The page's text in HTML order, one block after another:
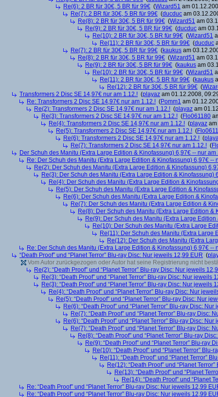
Re(6): 2 BR für 30€, 5 BR für 99€ (Wizard51 am
Re(7): 2 BR für 30€, 5 BR für 99€ (ducduc am
Re(8): 2 BR für 30€, 5 BR für 99€ (Wizard51 am
Re(9): 2 BR für 30€, 5 BR für 99€ (ducduc am
Re(10): 2 BR für 30€, 5 BR für 99€ (Wizard51
Re(11): 2 BR für 30€, 5 BR für 99€ (ducduc
Re(7): 2 BR für 30€, 5 BR für 99€ (kaukus am
Re(8): 2 BR für 30€, 5 BR für 99€ (Wizard51 am
Re(9): 2 BR für 30€, 5 BR für 99€ (kaukus am
Re(10): 2 BR für 30€, 5 BR für 99€ (Wizard51
Re(11): 2 BR für 30€, 5 BR für 99€ (kaukus
Re(12): 2 BR für 30€, 5 BR für 99€ (
Transformers 2 Disc SE 14,97€ nur am 1.12.! (playaz am 01.12.2008,
Re: Transformers 2 Disc SE 14,97€ nur am 1.12.! (Pomm1 am
Re(2): Transformers 2 Disc SE 14,97€ nur am 1.12.! (playaz am
Re(3): Transformers 2 Disc SE 14,97€ nur am 1.12.! (Flo061180
Re(4): Transformers 2 Disc SE 14,97€ nur am 1.12.! (playaz
Re(5): Transformers 2 Disc SE 14,97€ nur am 1.12.! (
Re(6): Transformers 2 Disc SE 14,97€ nur am 1.12.! (
Re(7): Transformers 2 Disc SE 14,97€ nur am 1.12.! (
Der Schuh des Manitu (Extra Large Edition & Kinofassung) 6,97€ -- nur am
Re: Der Schuh des Manitu (Extra Large Edition & Kinofassung) 6,97€ --
Re(2): Der Schuh des Manitu (Extra Large Edition & Kinofassung)
Re(3): Der Schuh des Manitu (Extra Large Edition & Kinofassung)
Re(4): Der Schuh des Manitu (Extra Large Edition &
Re(5): Der Schuh des Manitu (Extra Large Edition &
Re(6): Der Schuh des Manitu (Extra Large Edition &
Re(7): Der Schuh des Manitu (Extra Large Edition &
Re(8): Der Schuh des Manitu (Extra Large Edition &
Re(9): Der Schuh des Manitu (Extra Large
Re(10): Der Schuh des Manitu (Extra Large
Re(11): Der Schuh des Manitu (Extra Large
Re(12): Der Schuh des Manitu (Extra
Re: Der Schuh des Manitu (Extra Large Edition & Kinofassung) 6,97€ --
“Death Proof” und “Planet Terror” Blu-ray Disc: Nur jeweils 12,99 EUR (
Vom Autor zurückgezogen oder Autor hat seine Registrierung nicht
Re(2): “Death Proof” und “Planet Terror” Blu-ray Disc: Nur jeweils
Re(3): “Death Proof” und “Planet Terror” Blu-ray Disc: Nur jeweils
Re(3): “Death Proof” und “Planet Terror” Blu-ray Disc: Nur jeweils
Re(4): “Death Proof” und “Planet Terror” Blu-ray Disc: Nur
Re(5): “Death Proof” und “Planet Terror” Blu-ray Disc: Nur
Re(6): “Death Proof” und “Planet Terror” Blu-ray Disc:
Re(7): “Death Proof” und “Planet Terror” Blu-ray Disc:
Re(6): “Death Proof” und “Planet Terror” Blu-ray Disc:
Re(7): “Death Proof” und “Planet Terror” Blu-ray Disc:
Re(8): “Death Proof” und “Planet Terror” Blu-ray
Re(9): “Death Proof” und “Planet Terror” Blu-ray
Re(10): “Death Proof” und “Planet Terror”
Re(11): “Death Proof” und “Planet Terror”
Re(12): “Death Proof” und “Planet
Re(13): “Death Proof” und “Planet
Re(14): “Death Proof” und “Planet
Re: “Death Proof” und “Planet Terror” Blu-ray Disc: Nur jeweils 12,99
Re: “Death Proof” und “Planet Terror” Blu-ray Disc: Nur jeweils 12,99